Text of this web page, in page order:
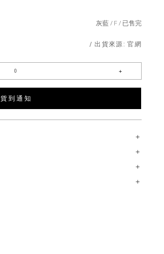
灰藍 F 已售完
/ 出貨來源:官網
貨 到 通 知